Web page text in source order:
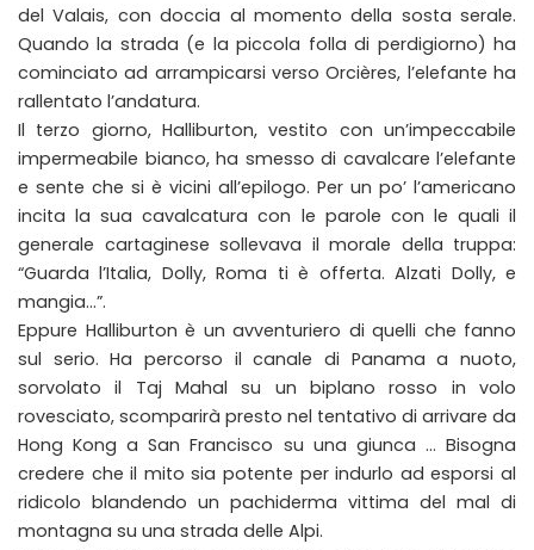
del Valais, con doccia al momento della sosta serale.
Quando la strada (e la piccola folla di perdigiorno) ha
cominciato ad arrampicarsi verso Orcières, l’elefante ha
rallentato l’andatura.
Il terzo giorno, Halliburton, vestito con un’impeccabile
impermeabile bianco, ha smesso di cavalcare l’elefante
e sente che si è vicini all’epilogo. Per un po’ l’americano
incita la sua cavalcatura con le parole con le quali il
generale cartaginese sollevava il morale della truppa:
“Guarda l’Italia, Dolly, Roma ti è offerta. Alzati Dolly, e
mangia…”.
Eppure Halliburton è un avventuriero di quelli che fanno
sul serio. Ha percorso il canale di Panama a nuoto,
sorvolato il Taj Mahal su un biplano rosso in volo
rovesciato, scomparirà presto nel tentativo di arrivare da
Hong Kong a San Francisco su una giunca … Bisogna
credere che il mito sia potente per indurlo ad esporsi al
ridicolo blandendo un pachiderma vittima del mal di
montagna su una strada delle Alpi.